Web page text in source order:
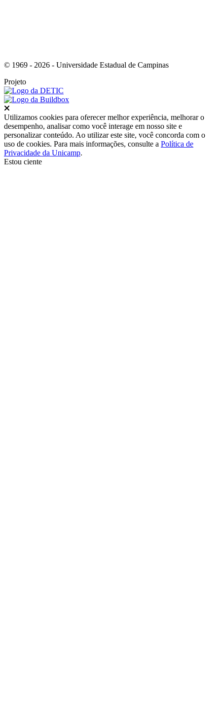
© 1969 - 2026 - Universidade Estadual de Campinas
Projeto
Utilizamos cookies para oferecer melhor experiência, melhorar o
desempenho, analisar como você interage em nosso site e
personalizar conteúdo. Ao utilizar este site, você concorda com o
uso de cookies. Para mais informações, consulte a Política de
Privacidade da Unicamp.
Estou ciente